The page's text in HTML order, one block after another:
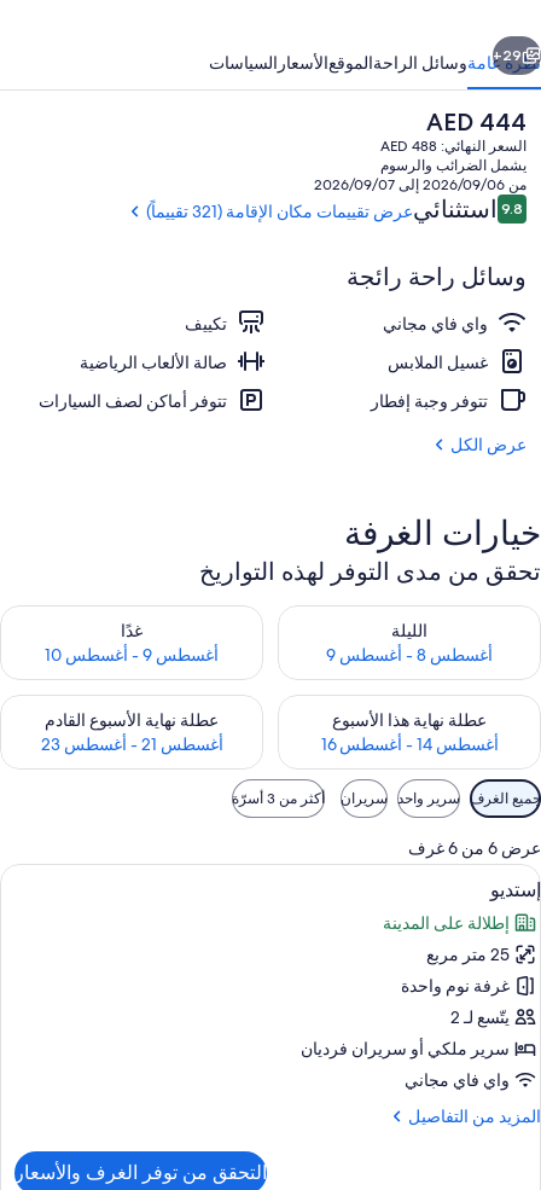
منطقة المعيشة
التالي
29+
نظرة عامةوسائل الراحةالموقعالأسعار السياسات
السعر
الحالي
هو
AED
444
AED 444
السعر النهائي: AED 488
يشمل الضرائب والرسوم
من 2026/09/06 إلى 2026/09/07
التقييمات
9.89.8 من 10استثنائيعرض تقييمات مكان الإقامة (321 تقييماً)
وسائل راحة رائجة
واي فاي مجاني
تكييف
غسيل الملابس
صالة الألعاب الرياضية
تتوفر وجبة إفطار
تتوفر أماكن لصف السيارات
عرض الكل
خيارات الغرفة
تحقق من مدى التوفر لهذه التواريخ
الليلة
أغسطس 8 - أغسطس 9
تحقق من مدى التوفر لليلة للفترة أغسطس 8 - أغسطس 9
غدًا
أغسطس 9 - أغسطس 10
تحقق من مدى التوفر لغد للفترة أغسطس
عطلة نهاية هذا الأسبوع
أغسطس 14 - أغسطس 16
تحقق من مدى التوفر لعطلة نهاية هذا الأسبوع للفترة أغسطس 14 - أغسطس 16
عطلة نهاية الأسبوع القادم
أغسطس 21 - أغسطس 23
تحقق من مدى التوفر لعطلة نهاية
عوامل
التصفية
المتاحة
للغرف
جميع الغرف سرير واحد سريران أكثر من 3 أسرّة
عرض 6 من 6 غرف
استعراض
جميع
صور
إستديو
أغطية فراش متميزة وخزنة داخل الغرفة
6
إستديو
إطلالة على المدينة
25 متر مربع
غرفة نوم واحدة
يتّسع لـ 2
سرير ملكي‫‬ أو سريران فرديان
واي فاي مجاني
المزيد من التفاصيل
المزيد
التحقق من توفر الغرف والأسعار